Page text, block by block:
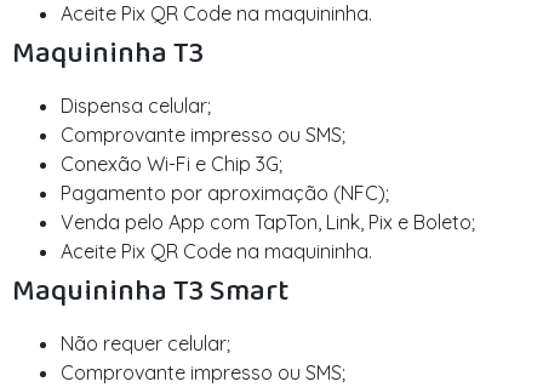
Aceite Pix QR Code na maquininha.
Maquininha T3
Dispensa celular;
Comprovante impresso ou SMS;
Conexão Wi-Fi e Chip 3G;
Pagamento por aproximação (NFC);
Venda pelo App com TapTon, Link, Pix e Boleto;
Aceite Pix QR Code na maquininha.
Maquininha T3 Smart
Não requer celular;
Comprovante impresso ou SMS;